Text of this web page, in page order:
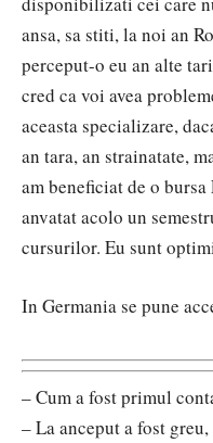
ansa, sa stiti, la noi an
perceput-o eu an alte
cred ca voi avea
aceasta specializare,
an tara, an strainatate,
am beneficiat de o
anvatat acolo un
cursurilor. Eu sunt
In Germania se pune
– Cum a fost primul
– La anceput a fost